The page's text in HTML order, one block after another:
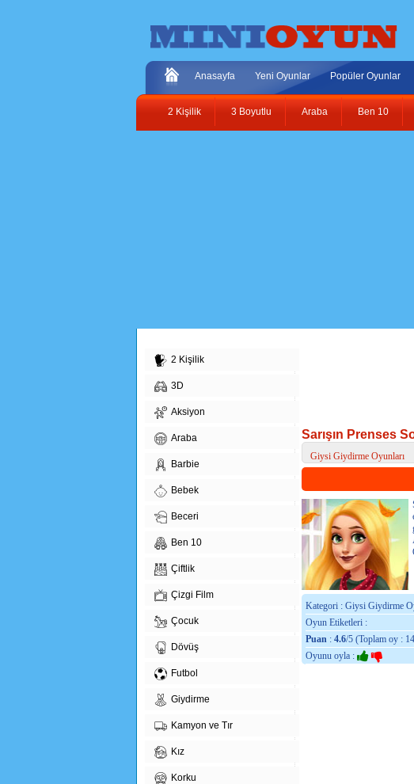
Anasayfa Yeni Oyunlar Popüler Oyunlar
2 Kişilik 3 Boyutlu Araba Ben 10
2 Kişilik
3D
Aksiyon
Araba
Barbie
Bebek
Beceri
Ben 10
Çiftlik
Çizgi Film
Çocuk
Dövüş
Futbol
Giydirme
Kamyon ve Tır
Kız
Korku
Sarışın Prenses
Giysi Giydirme Oyunları
Kategori : Giysi Giydirme
Oyun Etiketleri :
Puan : 4.6/5 (Toplam oy :
Oyunu oyla :